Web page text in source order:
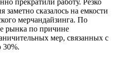
прекратили работу. Резко
заметно сказалось на емкости
мерчандайзинга. По
рынка по причине
мер, связанных с
30%.